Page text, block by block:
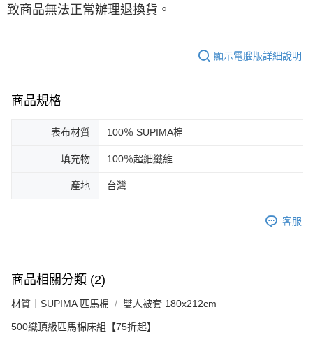
致商品無法正常辦理退換貨。
顯示電腦版詳細說明
商品規格
表布材質 100％ SUPIMA棉
填充物 100％超細纖維
產地 台灣
客服
商品相關分類 (2)
材質｜SUPIMA 匹馬棉 雙人被套 180x212cm
500織頂級匹馬棉床組【75折起】